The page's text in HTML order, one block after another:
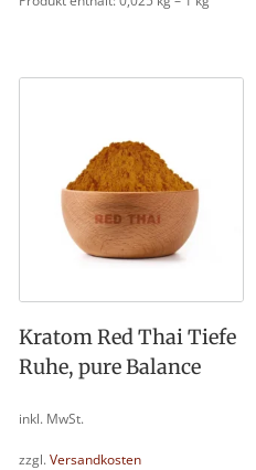
Kratom Red Thai Tiefe
Ruhe, pure Balance
inkl. MwSt.
zzgl.Versandkosten